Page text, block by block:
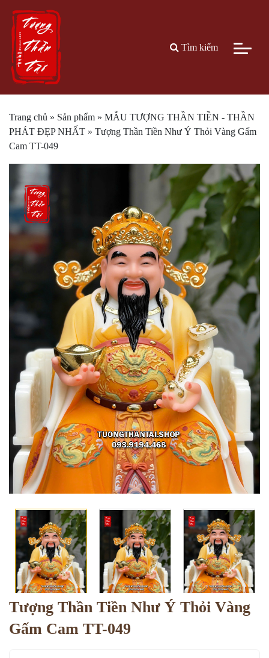
Tìm kiếm
Trang chủ » Sản phẩm » MẪU TƯỢNG THẦN TIỀN - THẦN
PHÁT ĐẸP NHẤT » Tượng Thần Tiền Như Ý Thỏi Vàng Gấm
Cam TT-049
Tượng Thần Tiền Như Ý Thỏi Vàng
Gấm Cam TT-049